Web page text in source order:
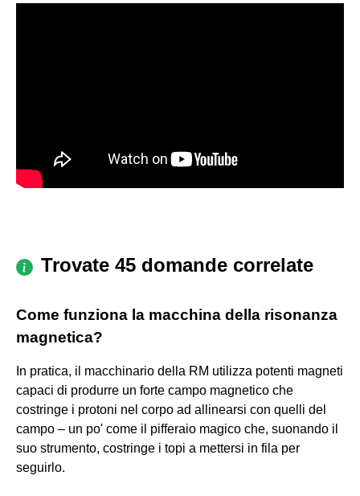
Trovate 45 domande correlate
Come funziona la macchina della risonanza
magnetica?
In pratica, il macchinario della RM utilizza potenti magneti
capaci di produrre un forte campo magnetico che
costringe i protoni nel corpo ad allinearsi con quelli del
campo – un po' come il pifferaio magico che, suonando il
suo strumento, costringe i topi a mettersi in fila per
seguirlo.